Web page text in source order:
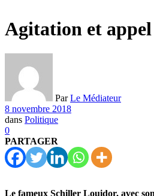
Agitation et
Par Le Médiateur
8 novembre 2018
dans Politique
0
PARTAGER
Le fameux Schiller Louidor, avec